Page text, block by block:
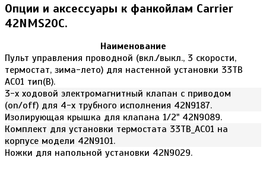
Опции и аксессуары к фанкойлам Carrier
42NMS20C.
Наименование
Пульт управления проводной (вкл./выкл., 3 скорости,
термостат, зима-лето) для настенной установки 33TB
AC01 тип(В).
3-х ходовой электромагнитный клапан c приводом
(on/off) для 4-х трубного исполнения 42N9187.
Изолирующая крышка для клапана 1/2" 42N9089.
Комплект для установки термостата 33TB_AC01 на
корпусе модели 42N9101.
Ножки для напольной установки 42N9029.